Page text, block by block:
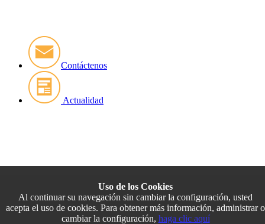
Contáctenos
Actualidad
Uso de los Cookies
Al continuar su navegación sin cambiar la configuración, usted
acepta el uso de cookies. Para obtener más información, administrar o
cambiar la configuración, haga clic aquí